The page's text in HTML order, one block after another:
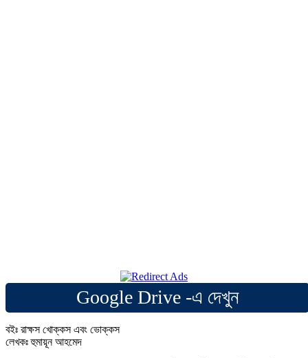
Google Drive -এ দেখুন
বইঃ রাক্ষস খোক্কস এবং ভোক্কস
লেখকঃ হুমায়ূন আহমেদ